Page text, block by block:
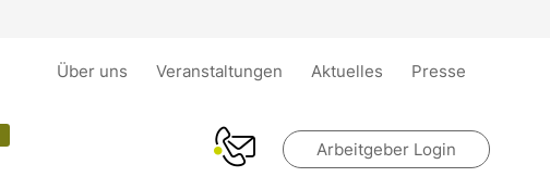
Über uns Veranstaltungen Aktuelles Presse
Arbeitgeber Login